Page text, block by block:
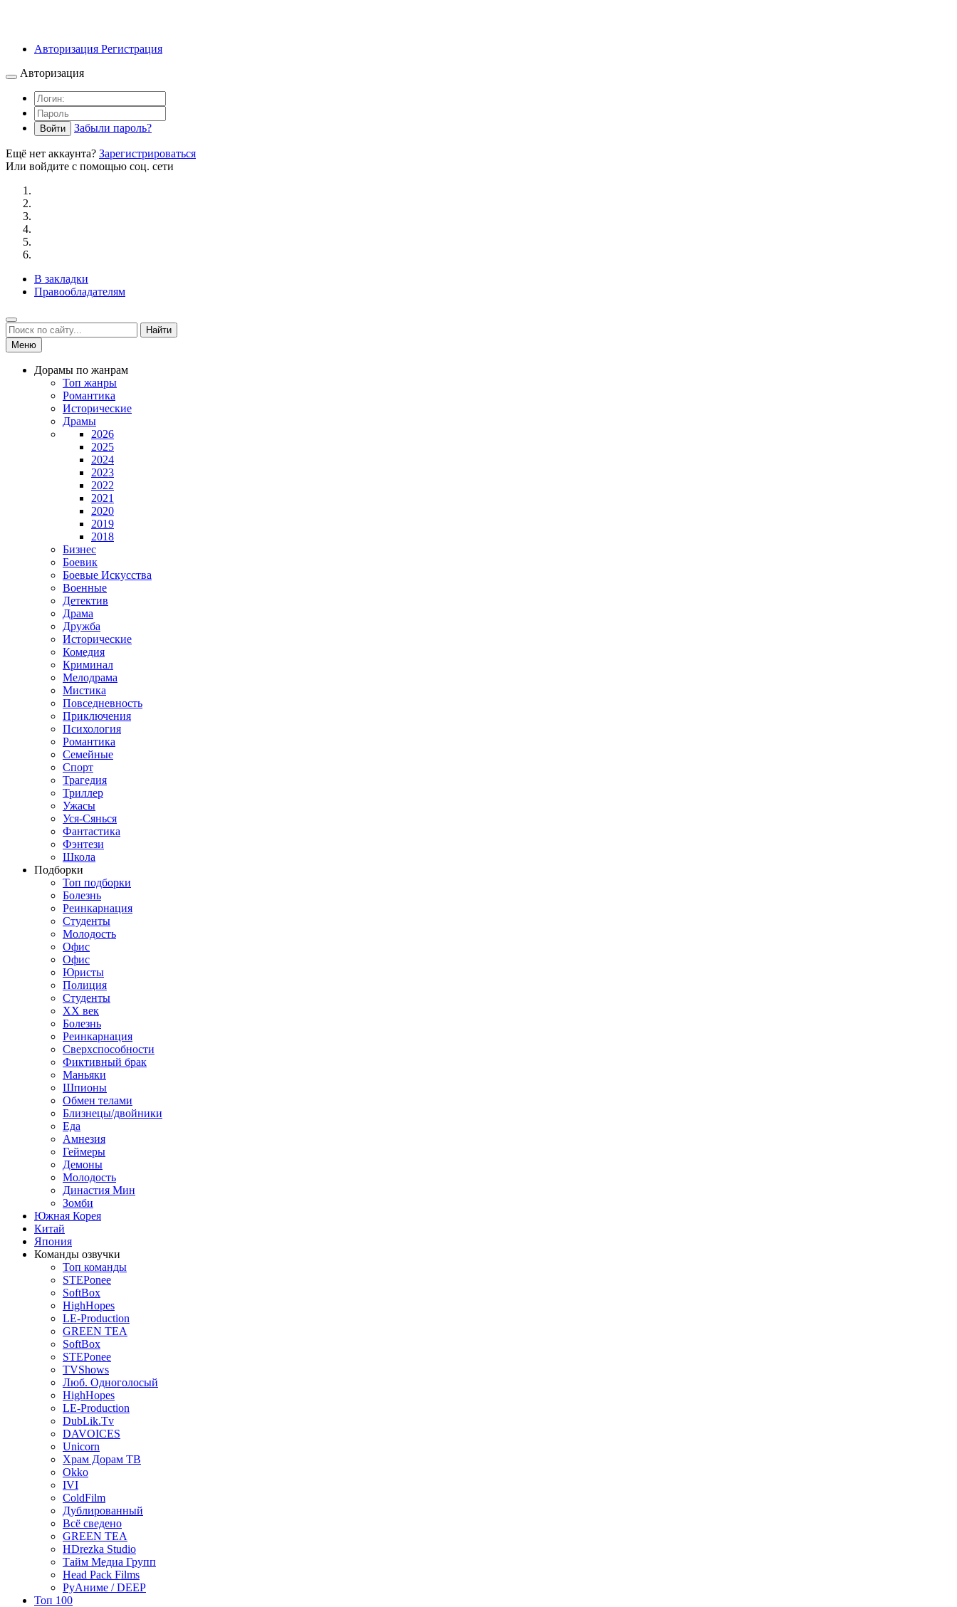
Авторизация Регистрация
Авторизация
Войти Забыли пароль?
Ещё нет аккаунта? Зарегистрироваться
Или войдите с помощью соц. сети
В закладки
Правообладателям
Найти
Меню
Дорамы по жанрам
Топ жанры
Романтика
Исторические
Драмы
2026
2025
2024
2023
2022
2021
2020
2019
2018
Бизнес
Боевик
Боевые Искусства
Военные
Детектив
Драма
Дружба
Исторические
Комедия
Криминал
Мелодрама
Мистика
Повседневность
Приключения
Психология
Романтика
Семейные
Спорт
Трагедия
Триллер
Ужасы
Уся-Сянься
Фантастика
Фэнтези
Школа
Подборки
Топ подборки
Болезнь
Реинкарнация
Студенты
Молодость
Офис
Офис
Юристы
Полиция
Студенты
ХХ век
Болезнь
Реинкарнация
Сверхспособности
Фиктивный брак
Маньяки
Шпионы
Обмен телами
Близнецы/двойники
Еда
Амнезия
Геймеры
Демоны
Молодость
Династия Мин
Зомби
Южная Корея
Китай
Япония
Команды озвучки
Топ команды
STEPonee
SoftBox
HighHopes
LE-Production
GREEN TEA
SoftBox
STEPonee
TVShows
Люб. Одноголосый
HighHopes
LE-Production
DubLik.Tv
DAVOICES
Unicorn
Храм Дорам ТВ
Okko
IVI
ColdFilm
Дублированный
Всё сведено
GREEN TEA
HDrezka Studio
Тайм Медиа Групп
Head Pack Films
РуАниме / DEEP
Топ 100